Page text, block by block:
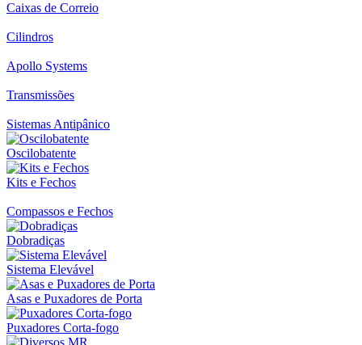
Caixas de Correio
Cilindros
Apollo Systems
Transmissões
Sistemas Antipânico
Oscilobatente
Kits e Fechos
Compassos e Fechos
Dobradiças
Sistema Elevável
Asas e Puxadores de Porta
Puxadores Corta-fogo